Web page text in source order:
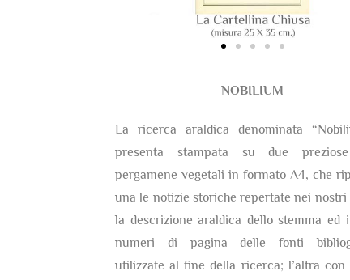
NOBILIUM
La ricerca araldica denominata
presenta stampata su due
pergamene vegetali in formato A4, che
una le notizie storiche repertate nei nostri
la descrizione araldica dello stemma ed
numeri di pagina delle fonti
utilizzate al fine della ricerca; l’altra con